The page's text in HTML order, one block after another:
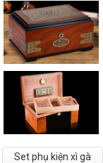
Set phụ kiện xì gà